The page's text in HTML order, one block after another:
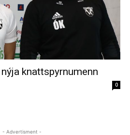
knattspyrnumenn
0
- Advertisment -